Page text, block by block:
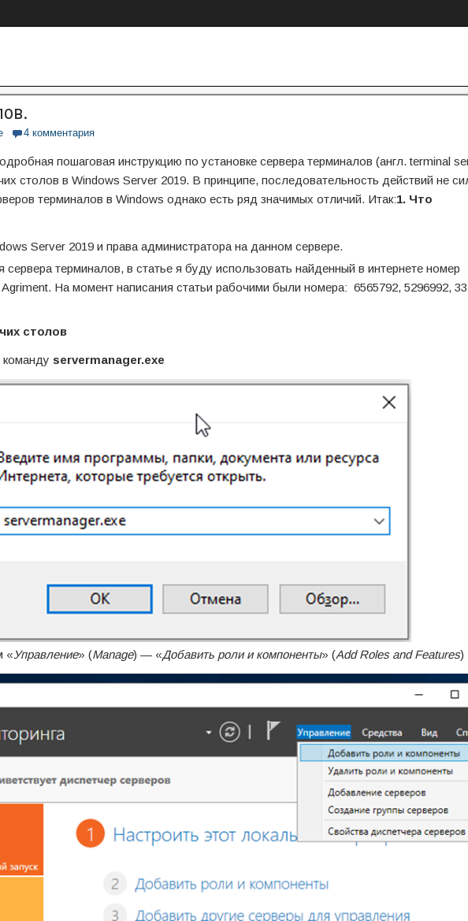
4 комментария
пошаговая инструкцию по установке сервера терминалов (англ. terminal
столов в Windows Server 2019. В принципе, последовательность действий не
терминалов в Windows однако есть ряд значимых отличий. Итак:1. Что
Server 2019 и права администратора на данном сервере.
сервера терминалов, в статье я буду использовать найденный в интернете номер
На момент написания статьи рабочими были номера: 6565792, 5296992,
столов
команду servermanager.exe
«Управление» (Manage) — «Добавить роли и компоненты» (Add Roles and Features)